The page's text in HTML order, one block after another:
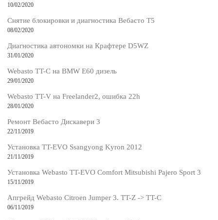
10/02/2020
Снятие блокировки и диагностика Вебасто Т5
08/02/2020
Диагностика автономки на Крафтере D5WZ
31/01/2020
Webasto TT-C на BMW E60 дизель
29/01/2020
Webasto TT-V на Freelander2, ошибка 22h
28/01/2020
Ремонт Вебасто Дискавери 3
22/11/2019
Установка TT-EVO Ssangyong Kyron 2012
21/11/2019
Установка Webasto TT-EVO Comfort Mitsubishi Pajero Sport 3
15/11/2019
Апгрейд Webasto Citroen Jumper 3. TT-Z -> TT-C
06/11/2019